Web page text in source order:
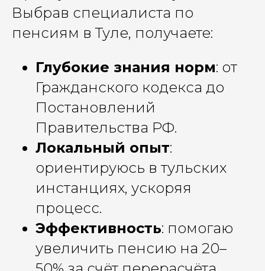
Выбрав специалиста по
пенсиям в Туле, получаете:
Глубокие знания норм: от
Гражданского кодекса до
Постановлений
Правительства РФ.
Локальный опыт:
ориентируюсь в тульских
инстанциях, ускоряя
процесс.
Эффективность: помогаю
увеличить пенсию на 20–